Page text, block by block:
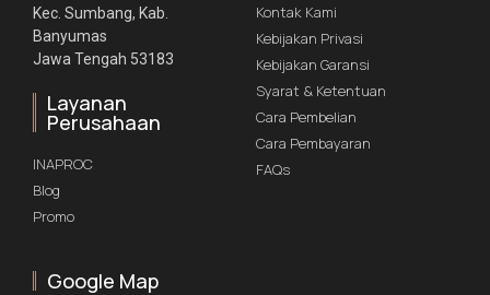
Kec. Sumbang, Kab.
Banyumas
Jawa Tengah 53183
Layanan
Perusahaan
INAPROC
Blog
Promo
Kontak Kami
Kebijakan Privasi
Kebijakan Garansi
Syarat & Ketentuan
Cara Pembelian
Cara Pembayaran
FAQs
Google Map